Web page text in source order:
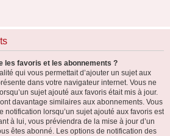
les favoris et les abonnements ?
qui vous permettait d’ajouter un sujet aux
dans votre navigateur internet. Vous ne
sujet ajouté aux favoris était mis à jour.
davantage similaires aux abonnements. Vous
notification lorsqu’un sujet ajouté aux favoris est
à lui, vous préviendra de la mise à jour d’un
êtes abonné. Les options de notification des